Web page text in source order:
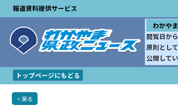
報道資料提供サービス
わかや
閲覧日か
原則とし
公開して
トップページにもどる
< 戻る